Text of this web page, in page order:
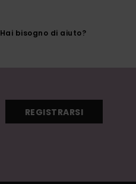
Hai bisogno di aiuto?
REGISTRARSI